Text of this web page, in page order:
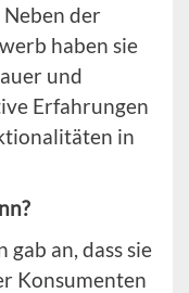
der
haben sie
und
Erfahrungen
in
an, dass sie
Konsumenten